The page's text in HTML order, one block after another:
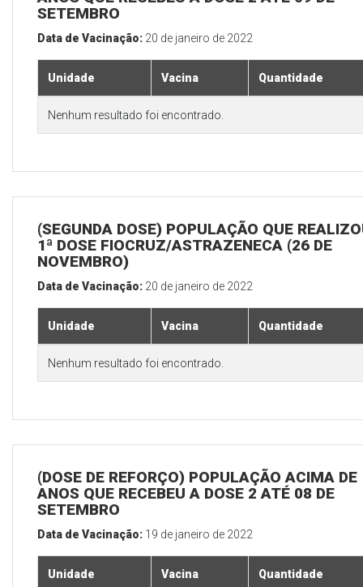
SETEMBRO
Data de Vacinação: 20 de janeiro de 2022
Unidade Vacina Quantidade
Nenhum resultado foi encontrado.
(SEGUNDA DOSE) POPULAÇÃO QUE
1ª DOSE FIOCRUZ/ASTRAZENECA (26 DE
NOVEMBRO)
Data de Vacinação: 20 de janeiro de 2022
Unidade Vacina Quantidade
Nenhum resultado foi encontrado.
(DOSE DE REFORÇO) POPULAÇÃO ACIMA DE
ANOS QUE RECEBEU A DOSE 2 ATÉ 08 DE
SETEMBRO
Data de Vacinação: 19 de janeiro de 2022
Unidade Vacina Quantidade